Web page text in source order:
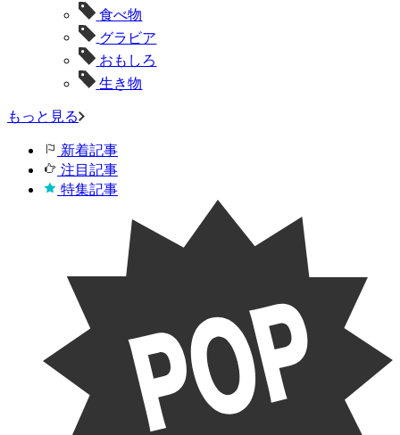
食べ物
グラビア
おもしろ
生き物
もっと見る
新着記事
注目記事
特集記事